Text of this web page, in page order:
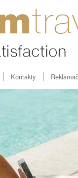
Kontakty